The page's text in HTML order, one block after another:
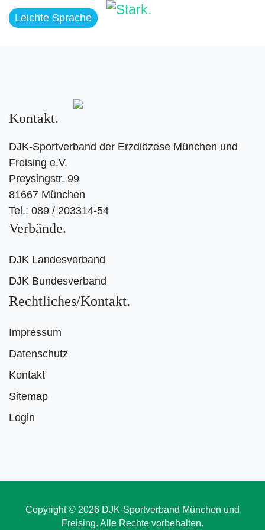
Leichte Sprache
Kontakt
DJK-Sportverband der Erzdiözese München und
Freising e.V.
Preysingstr. 99
81667 München
Tel.: 089 / 203314-54
Verbände
DJK Landesverband
DJK Bundesverband
Rechtliches/Kontakt
Impressum
Datenschutz
Kontakt
Sitemap
Login
Copyright © 2026 DJK-Sportverband München und
Freising. Alle Rechte vorbehalten.